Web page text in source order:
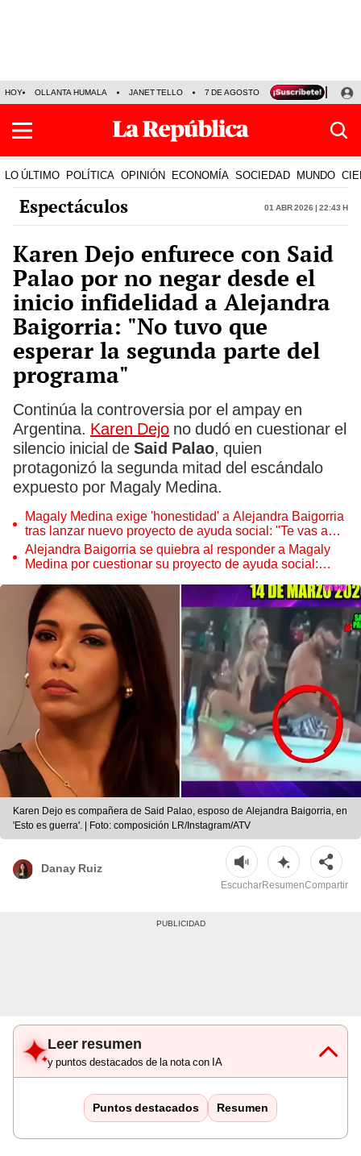
HOY OLLANTA HUMALA JANET TELLO 7 DE AGOSTO TINKA RESULTADOS
LO ÚLTIMO POLÍTICA OPINIÓN ECONOMÍA SOCIEDAD MUNDO
Espectáculos 01 Abr 2026 | 22:43 h
Karen Dejo enfurece con Said
Palao por no negar desde el
inicio infidelidad a Alejandra
Baigorria: "No tuvo que
esperar la segunda parte del
programa"
Continúa la controversia por el ampay en
Argentina. Karen Dejo no dudó en cuestionar el
silencio inicial de Said Palao, quien
protagonizó la segunda mitad del escándalo
expuesto por Magaly Medina.
Magaly Medina exige 'honestidad' a Alejandra Baigorria
tras lanzar nuevo proyecto de ayuda social: "Te vas a
embolsillar"
Alejandra Baigorria se quiebra al responder a Magaly
Medina por cuestionar su proyecto de ayuda social:
Karen Dejo es compañera de Said Palao, esposo de Alejandra Baigorria, en
'Esto es guerra'. | Foto: composición LR/Instagram/ATV
Danay Ruiz
EscucharResumenCompartir
Leer resumen
y puntos destacados de la nota con IA
Puntos destacados Resumen